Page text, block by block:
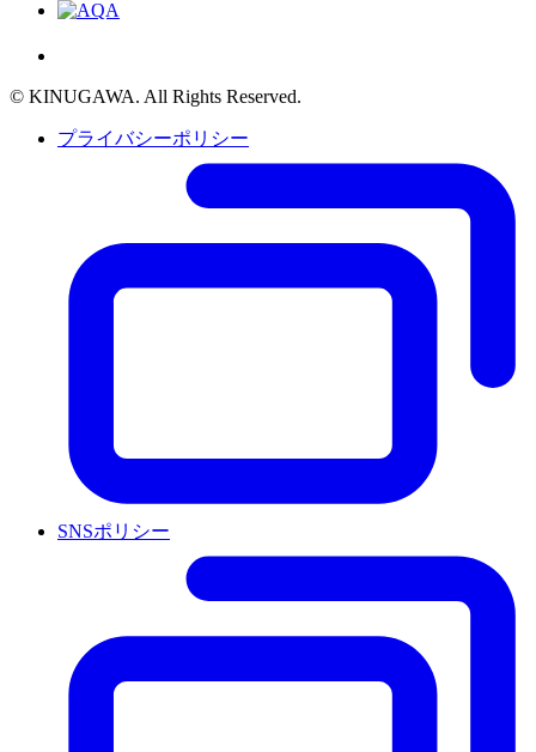
© KINUGAWA. All Rights Reserved.
プライバシーポリシー
SNSポリシー